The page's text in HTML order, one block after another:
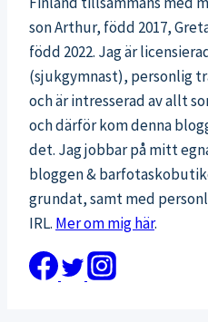
son Arthur, född 2017,
född 2022. Jag är
(sjukgymnast), personlig
och är intresserad av allt
och därför kom denna
det. Jag jobbar på mitt
bloggen &
grundat, samt med
IRL. Mer om mig här.